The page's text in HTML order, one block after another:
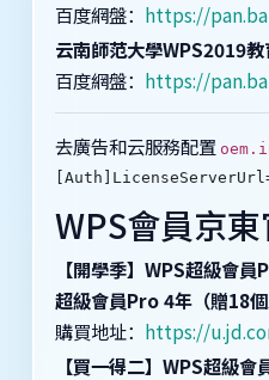
百度網盤： https://
云南師范大學WPS2019
百度網盤： https://
去廣告和云服務配置
WPS會員京
【開學季】WPS超級會
超級會員Pro 4年（贈18個
購買地址： https://
【買一得二】WPS超級